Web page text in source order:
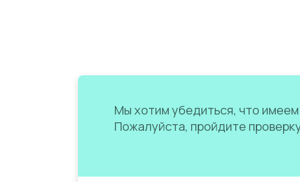
Мы хотим убедиться, что
Пожалуйста, пройдите